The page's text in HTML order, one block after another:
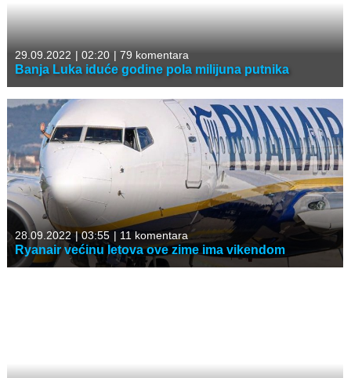
29.09.2022 | 02:20 | 79 komentara
Banja Luka iduće godine pola milijuna putnika
28.09.2022 |03:55 | 11 komentara
Ryanair većinu letova ove zime ima vikendom